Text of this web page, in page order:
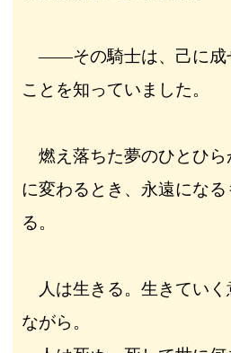
――その騎士は、己に成
ことを知っていました。
燃え落ちた夢のひとひら
に変わるとき、永遠にな
る。
人は生きる。生きていく
ながら。